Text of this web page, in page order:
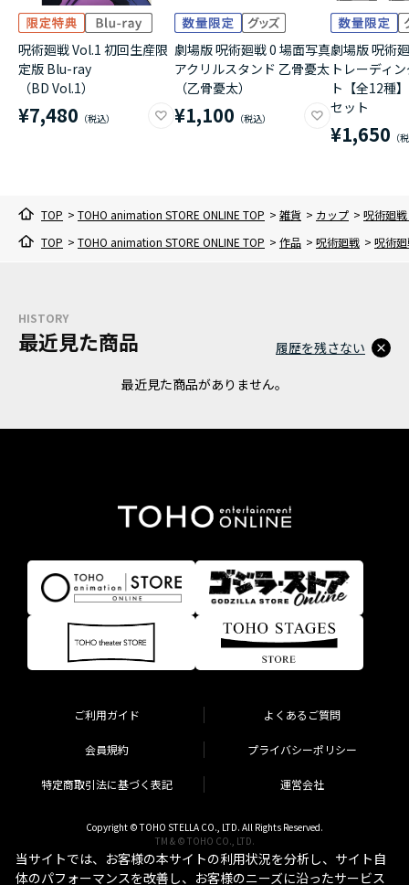
呪術廻戦 Vol.1 初回生産限
定版 Blu-ray
（BD Vol.1）
¥7,480
劇場版 呪術廻戦 0 場面写真
アクリルスタンド 乙骨憂太
（乙骨憂太）
¥1,100
劇場版 呪術
トレーディ
ト【全12種
セット
¥1,650
TOP > TOHO animation STORE ONLINE TOP > 雑貨 > カップ > 呪術廻
TOP > TOHO animation STORE ONLINE TOP > 作品 > 呪術廻戦 > 呪術
HISTORY
最近見た商品
最近見た商品がありません。
履歴を残さない
ご利用ガイド よくあるご質問
会員規約 プライバシーポリシー
特定商取引法に基づく表記 運営会社
Copyright © TOHO STELLA CO., LTD. All Rights Reserved.
TM & © TOHO CO., LTD.
当サイトでは、お客様の本サイトの利用状況を分析し、サイト自
体のパフォーマンスを改善し、お客様のニーズに沿ったサービス